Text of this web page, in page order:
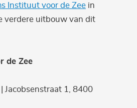
Instituut voor de Zee in
verdere uitbouw van dit
de Zee
Jacobsenstraat 1, 8400